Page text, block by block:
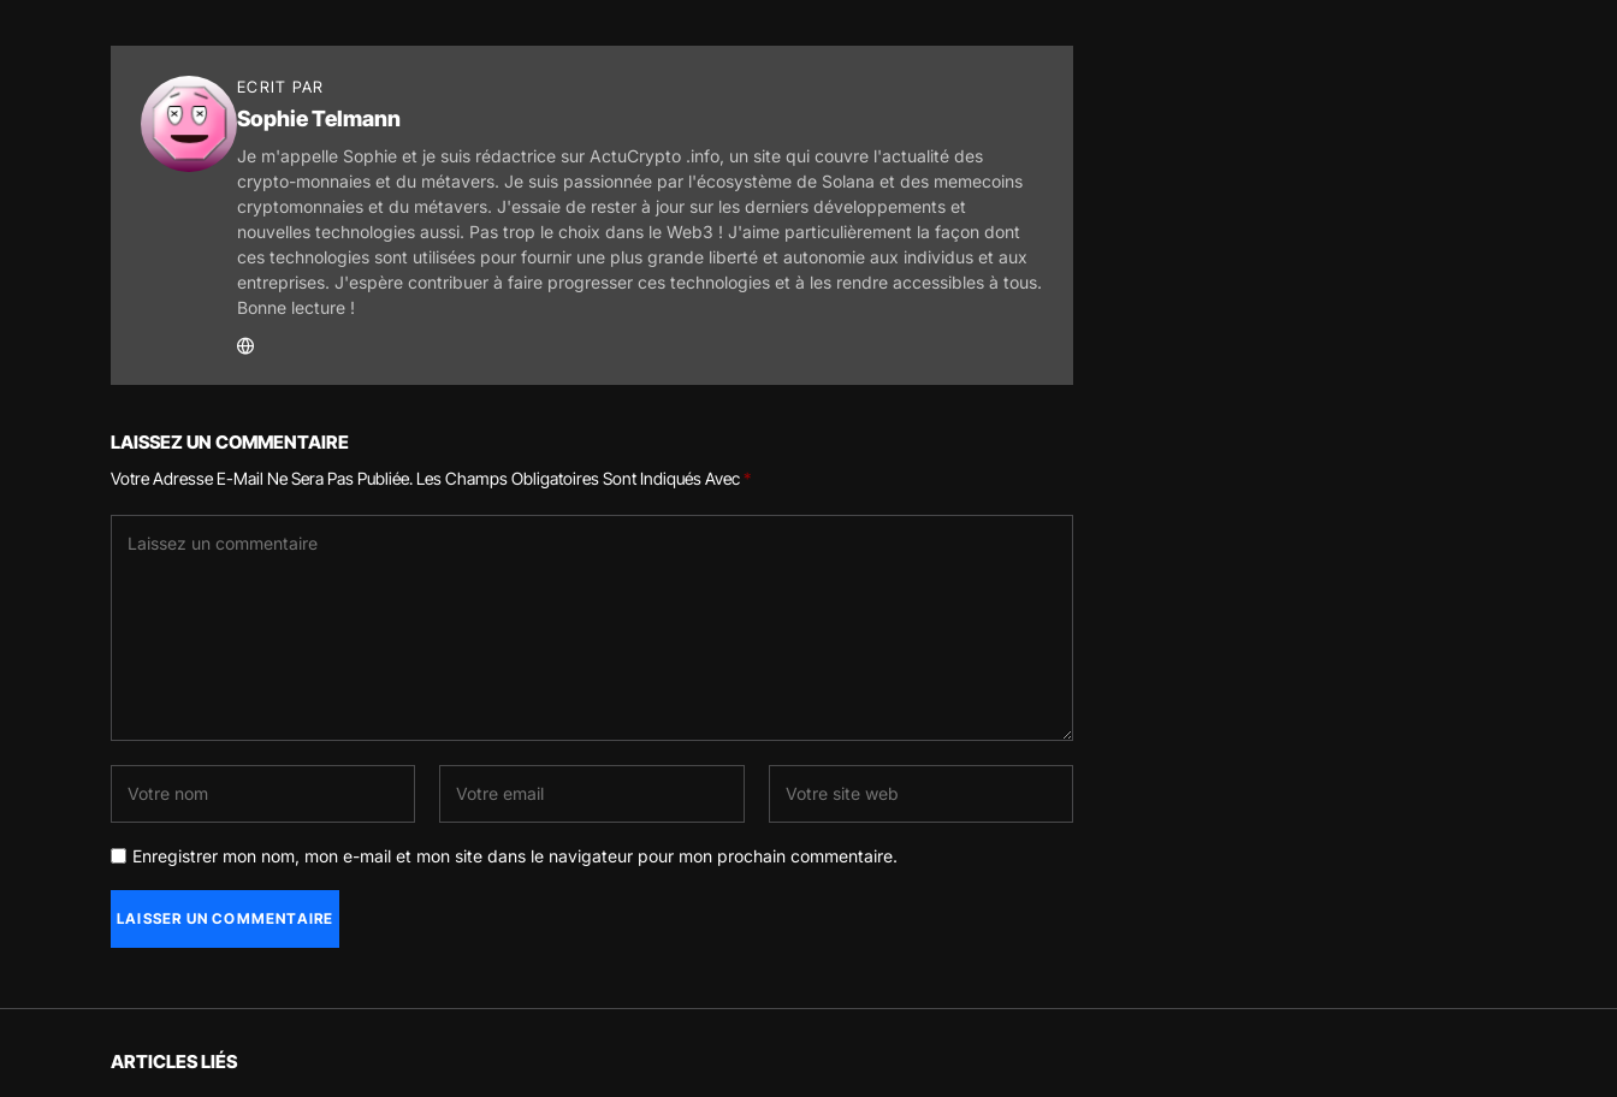
ECRIT PAR
Sophie Telmann
Je m'appelle Sophie et je suis rédactrice sur ActuCrypto .info, un site qui couvre l'actualité des
crypto-monnaies et du métavers. Je suis passionnée par l'écosystème de Solana et des memecoins
cryptomonnaies et du métavers. J'essaie de rester à jour sur les derniers développements et
nouvelles technologies aussi. Pas trop le choix dans le Web3 ! J'aime particulièrement la façon dont
ces technologies sont utilisées pour fournir une plus grande liberté et autonomie aux individus et aux
entreprises. J'espère contribuer à faire progresser ces technologies et à les rendre accessibles à tous.
Bonne lecture !
LAISSEZ UN COMMENTAIRE
Votre Adresse E-Mail Ne Sera Pas Publiée. Les Champs Obligatoires Sont Indiqués Avec*
Enregistrer mon nom, mon e-mail et mon site dans le navigateur pour mon prochain commentaire.
ARTICLES LIÉS